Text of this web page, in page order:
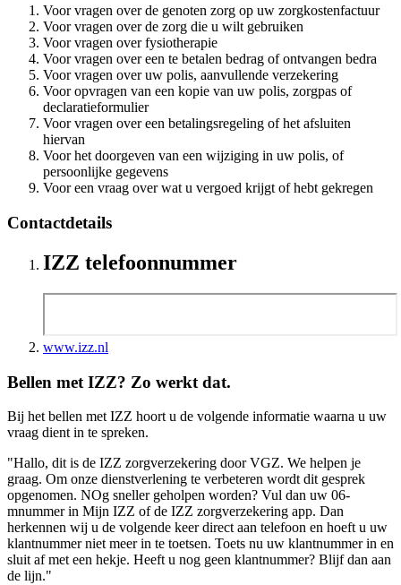
Voor vragen over de genoten zorg op uw zorgkostenfactuur
Voor vragen over de zorg die u wilt gebruiken
Voor vragen over fysiotherapie
Voor vragen over een te betalen bedrag of ontvangen bedra
Voor vragen over uw polis, aanvullende verzekering
Voor opvragen van een kopie van uw polis, zorgpas of
declaratieformulier
Voor vragen over een betalingsregeling of het afsluiten
hiervan
Voor het doorgeven van een wijziging in uw polis, of
persoonlijke gegevens
Voor een vraag over wat u vergoed krijgt of hebt gekregen
Contactdetails
IZZ telefoonnummer
www.izz.nl
Bellen met IZZ? Zo werkt dat.
Bij het bellen met IZZ hoort u de volgende informatie waarna u uw
vraag dient in te spreken.
"Hallo, dit is de IZZ zorgverzekering door VGZ. We helpen je
graag. Om onze dienstverlening te verbeteren wordt dit gesprek
opgenomen. NOg sneller geholpen worden? Vul dan uw 06-
mnummer in Mijn IZZ of de IZZ zorgverzekering app. Dan
herkennen wij u de volgende keer direct aan telefoon en hoeft u uw
klantnummer niet meer in te toetsen. Toets nu uw klantnummer in en
sluit af met een hekje. Heeft u nog geen klantnummer? Blijf dan aan
de lijn."